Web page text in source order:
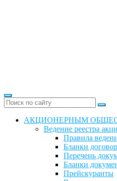
АКЦИОНЕРНЫМ
Ведение реестра
Правила
Бланки
Перечень
Бланки
Прейскуранты